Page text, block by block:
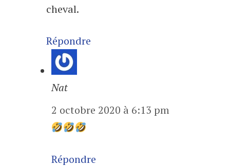
cheval.
Répondre
Nat
2 octobre 2020 à 6:13 pm
Répondre